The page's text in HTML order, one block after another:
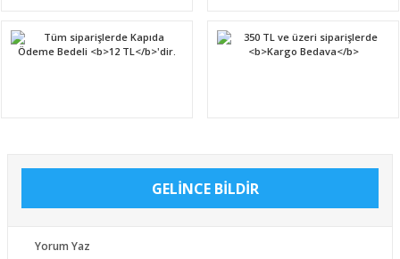
GELİNCE BİLDİR
Yorum Yaz